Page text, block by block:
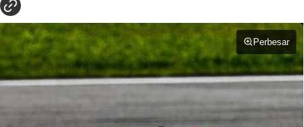
Perbesar